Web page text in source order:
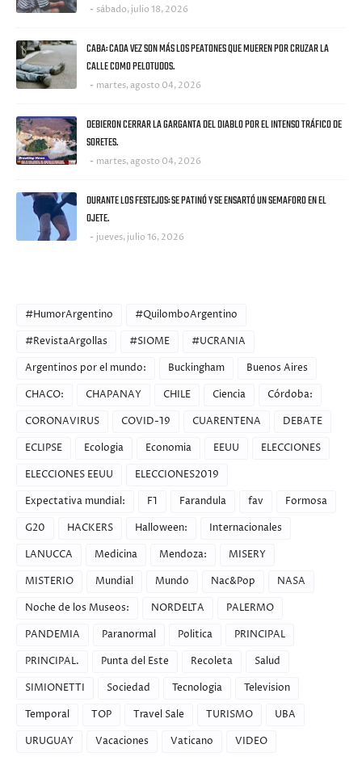
sábado, julio 18, 2026
CABA: CADA VEZ SON MÁS LOS PEATONES QUE MUEREN POR CRUZAR LA
CALLE COMO PELOTUDOS.
martes, agosto 04, 2026
DEBIERON CERRAR LA GARGANTA DEL DIABLO POR EL INTENSO TRÁFICO DE
SORETES.
martes, agosto 04, 2026
DURANTE LOS FESTEJOS: SE PATINÓ Y SE ENSARTÓ UN SEMAFORO EN EL
OJETE.
jueves, julio 16, 2026
#HumorArgentino
#QuilomboArgentino
#RevistaArgollas
#SIOME
#UCRANIA
Argentinos por el mundo:
Buckingham
Buenos Aires
CHACO:
CHAPANAY CHILE Ciencia
Córdoba:
CORONAVIRUS
COVID-19 CUARENTENA
DEBATE
ECLIPSE
Ecologia Economia EEUU
ELECCIONES
ELECCIONES EEUU
ELECCIONES2019
Expectativa mundial:
F1 Farandula fav
Formosa
G20
HACKERS Halloween:
Internacionales
LANUCCA
Medicina Mendoza:
MISERY
MISTERIO
Mundial Mundo Nac&Pop
NASA
Noche de los Museos:
NORDELTA
PALERMO
PANDEMIA
Paranormal Politica
PRINCIPAL
PRINCIPAL.
Punta del Este Recoleta
Salud
SIMIONETTI
Sociedad Tecnologia
Television
Temporal
TOP Travel Sale TURISMO
UBA
URUGUAY
Vacaciones Vaticano VIDEO